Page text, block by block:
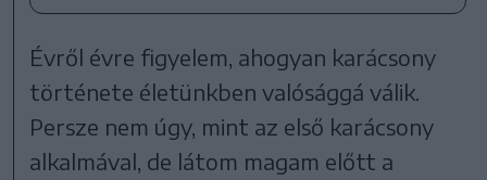
Évről évre figyelem, ahogyan karácsony
története életünkben valósággá válik.
Persze nem úgy, mint az első karácsony
alkalmával, de látom magam előtt a